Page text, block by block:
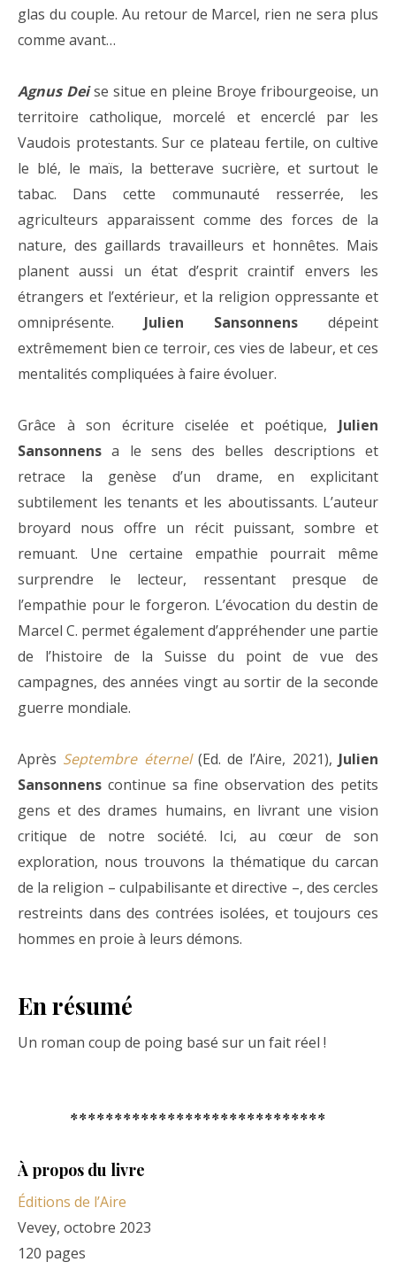
glas du couple. Au retour de Marcel, rien ne sera plus
comme avant…
Agnus Deise situe en pleine Broye fribourgeoise, un
territoire catholique, morcelé et encerclé par les
Vaudois protestants. Sur ce plateau fertile, on cultive
le blé, le maïs, la betterave sucrière, et surtout le
tabac. Dans cette communauté resserrée, les
agriculteurs apparaissent comme des forces de la
nature, des gaillards travailleurs et honnêtes. Mais
planent aussi un état d’esprit craintif envers les
étrangers et l’extérieur, et la religion oppressante et
omniprésente. Julien Sansonnens dépeint
extrêmement bien ce terroir, ces vies de labeur, et ces
mentalités compliquées à faire évoluer.
Grâce à son écriture ciselée et poétique, Julien
Sansonnens a le sens des belles descriptions et
retrace la genèse d’un drame, en explicitant
subtilement les tenants et les aboutissants. L’auteur
broyard nous offre un récit puissant, sombre et
remuant. Une certaine empathie pourrait même
surprendre le lecteur, ressentant presque de
l’empathie pour le forgeron. L’évocation du destin de
Marcel C. permet également d’appréhender une partie
de l’histoire de la Suisse du point de vue des
campagnes, des années vingt au sortir de la seconde
guerre mondiale.
Après Septembre éternel(Ed. de l’Aire, 2021),Julien
Sansonnens continue sa fine observation des petits
gens et des drames humains, en livrant une vision
critique de notre société. Ici, au cœur de son
exploration, nous trouvons la thématique du carcan
de la religion – culpabilisante et directive –, des cercles
restreints dans des contrées isolées, et toujours ces
hommes en proie à leurs démons.
En résumé
Un roman coup de poing basé sur un fait réel !
*****************************
À propos du livre
Éditions de l’Aire
Vevey, octobre 2023
120 pages